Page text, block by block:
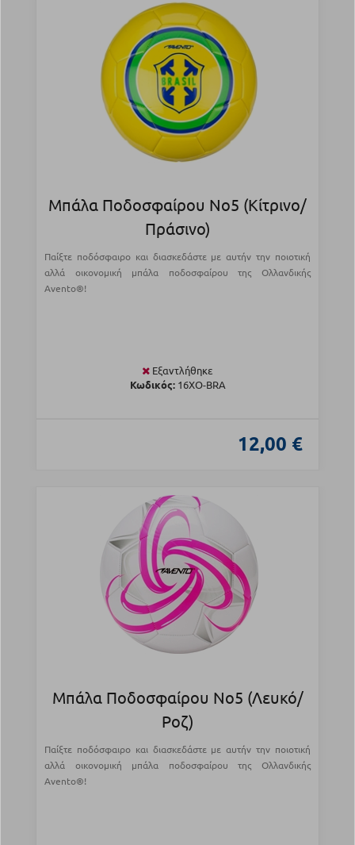
Μπάλα Ποδοσφαίρου Νο5 (Κίτρινο/
Πράσινο)
Παίξτε ποδόσφαιρο και διασκεδάστε με αυτήν την ποιοτική
αλλά οικονομική μπάλα ποδοσφαίρου της Ολλανδικής
Avento®!
Εξαντλήθηκε
Κωδικός:16XO-BRA
12,00 €
Μπάλα Ποδοσφαίρου Νο5 (Λευκό/
Ροζ)
Παίξτε ποδόσφαιρο και διασκεδάστε με αυτήν την ποιοτική
αλλά οικονομική μπάλα ποδοσφαίρου της Ολλανδικής
Avento®!